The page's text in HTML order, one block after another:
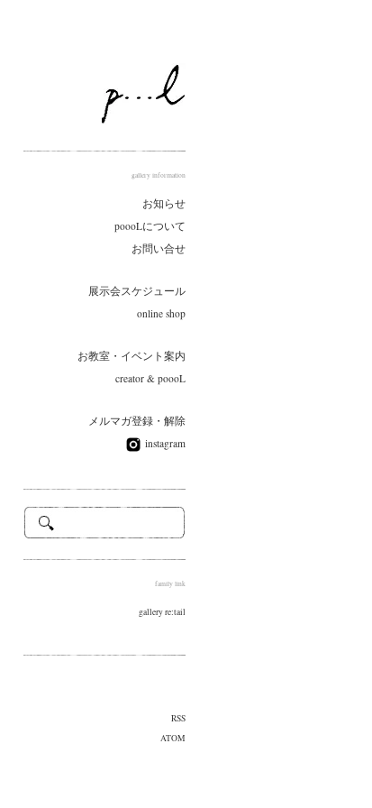
gallery information
お知らせ
poooLについて
お問い合せ
展示会スケジュール
online shop
お教室・イベント案内
creator & poooL
メルマガ登録・解除
instagram
family link
gallery re:tail
RSS
ATOM